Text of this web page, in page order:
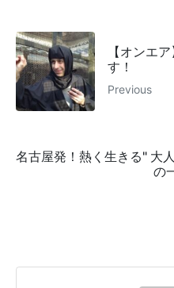
【オンエ
す！
Previous
名古屋発！熱く生きる" 大
の